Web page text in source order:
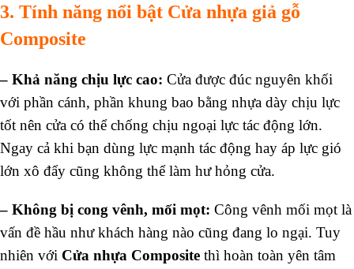
3. Tính năng nổi bật Cửa nhựa giả gỗ
Composite
– Khả năng chịu lực cao: Cửa được đúc nguyên khối
với phần cánh, phần khung bao bằng nhựa dày chịu lực
tốt nên cửa có thể chống chịu ngoại lực tác động lớn.
Ngay cả khi bạn dùng lực mạnh tác động hay áp lực gió
lớn xô đẩy cũng không thể làm hư hỏng cửa.
– Không bị cong vênh, mối mọt: Công vênh mối mọt là
vấn đề hầu như khách hàng nào cũng đang lo ngại. Tuy
nhiên với Cửa nhựa Composite thì hoàn toàn yên tâm